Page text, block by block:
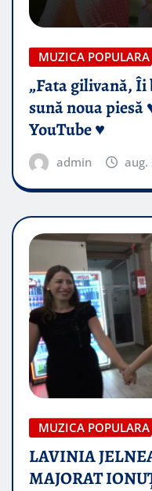
MUZICA POPULARA
„Fata gilivană, Îi
sună noua piesă
YouTube ♥️
admin aug.
MUZICA POPULARA
LAVINIA
MAJORAT